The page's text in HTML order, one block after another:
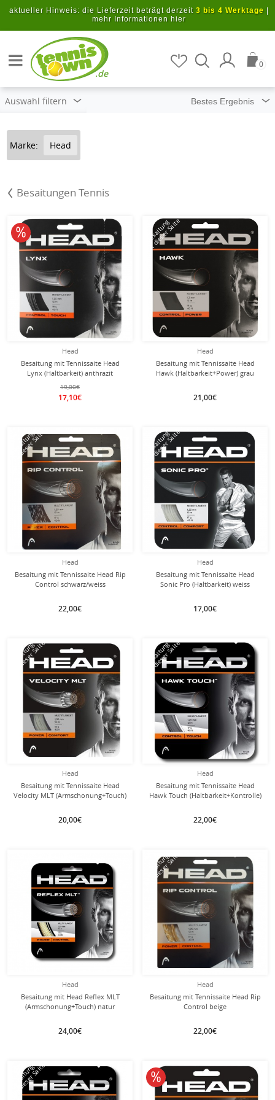
Zum Hauptinhalt springen
aktueller Hinweis: die Lieferzeit beträgt derzeit 3 bis 4 Werktage
mehr Informationen hier
.de
0
Auswahl filtern
Marke: Head
Besaitungen Tennis
Head
Besaitung mit Tennissaite Head
Lynx (Haltbarkeit) anthrazit
19,00€
17,10€
10% reduziert
Head
Besaitung mit Tennissaite Head
Hawk (Haltbarkeit+Power) grau
21,00€
Besaitung
mit dieser Saite
Head
Besaitung mit Tennissaite Head Rip
Control schwarz/weiss
22,00€
Besaitung
mit dieser Saite
Head
Besaitung mit Tennissaite Head
Sonic Pro (Haltbarkeit) weiss
17,00€
Besaitung
mit dieser Saite
Head
Besaitung mit Tennissaite Head
Velocity MLT (Armschonung+Touch)
20,00€
Besaitung
mit dieser Saite
Head
Besaitung mit Tennissaite Head
Hawk Touch (Haltbarkeit+Kontrolle)
22,00€
Besaitung
mit dieser Saite
Head
Besaitung mit Head Reflex MLT
(Armschonung+Touch) natur
24,00€
Besaitung
mit dieser Saite
Head
Besaitung mit Tennissaite Head Rip
Control beige
22,00€
Besaitung
mit dieser Saite
Besaitung
mit dieser Saite 10% reduziert